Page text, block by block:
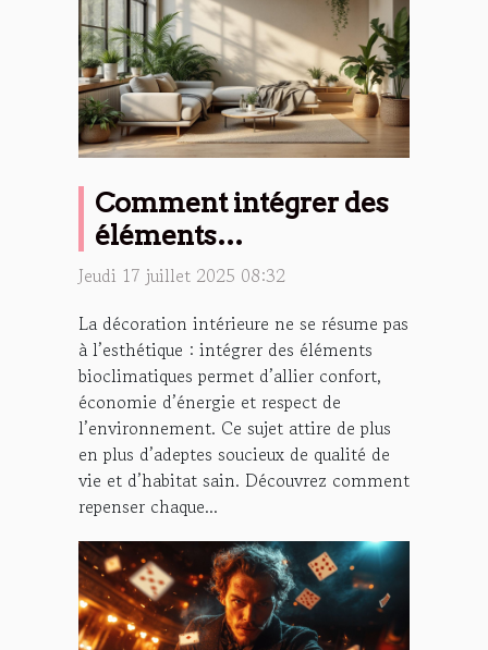
Comment intégrer des
éléments
bioclimatiques dans sa
Jeudi 17 juillet 2025 08:32
La décoration intérieure ne se résume pas
à l’esthétique : intégrer des éléments
bioclimatiques permet d’allier confort,
économie d’énergie et respect de
l’environnement. Ce sujet attire de plus
en plus d’adeptes soucieux de qualité de
vie et d’habitat sain. Découvrez comment
repenser chaque...